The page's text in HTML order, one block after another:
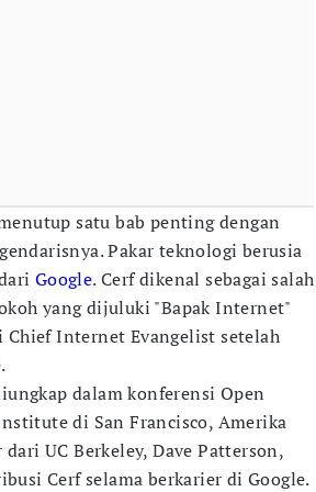
satu bab penting dengan
Pakar teknologi berusia
Google. Cerf dikenal sebagai salah
yang dijuluki "Bapak Internet"
Chief Internet Evangelist setelah
dalam konferensi Open
di San Francisco, Amerika
UC Berkeley, Dave Patterson,
Cerf selama berkarier di Google.